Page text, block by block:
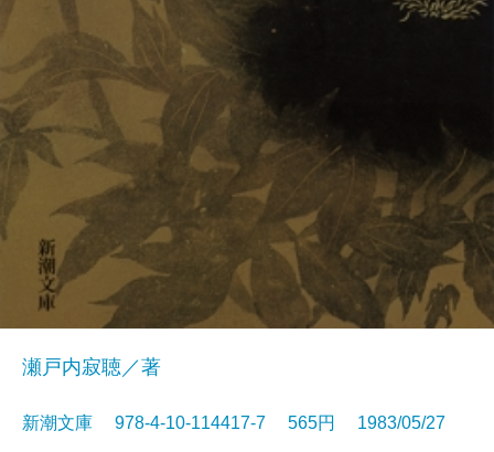
瀬戸内寂聴／著
新潮文庫 978-4-10-114417-7 565円 1983/05/27